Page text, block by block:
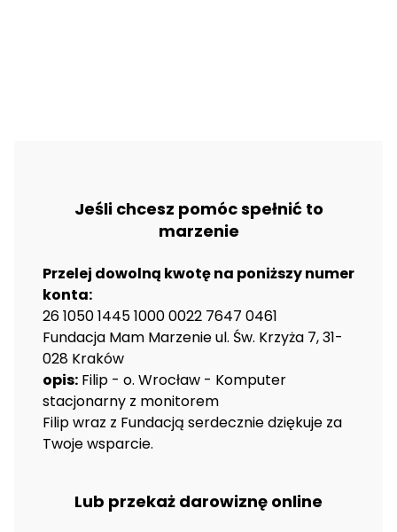
Jeśli chcesz pomóc spełnić to
marzenie
Przelej dowolną kwotę na poniższy numer
konta:
26 1050 1445 1000 0022 7647 0461
Fundacja Mam Marzenie ul. Św. Krzyża 7, 31-
028 Kraków
opis: Filip - o. Wrocław - Komputer
stacjonarny z monitorem
Filip wraz z Fundacją serdecznie dziękuje za
Twoje wsparcie.
Lub przekaż darowiznę online